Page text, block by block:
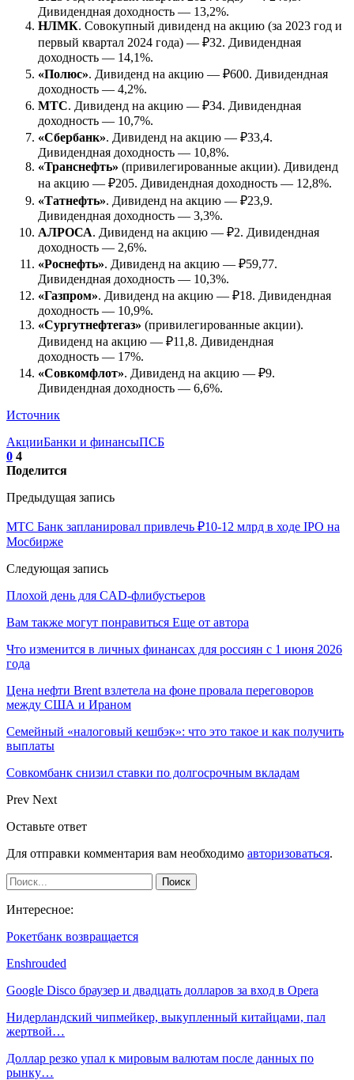
Дивидендная доходность — 13,2%.
НЛМК. Совокупный дивиденд на акцию (за 2023 год и
первый квартал 2024 года) — ₽32. Дивидендная
доходность — 14,1%.
«Полюс». Дивиденд на акцию — ₽600. Дивидендная
доходность — 4,2%.
МТС. Дивиденд на акцию — ₽34. Дивидендная
доходность — 10,7%.
«Сбербанк». Дивиденд на акцию — ₽33,4.
Дивидендная доходность — 10,8%.
«Транснефть» (привилегированные акции). Дивиденд
на акцию — ₽205. Дивидендная доходность — 12,8%.
«Татнефть». Дивиденд на акцию — ₽23,9.
Дивидендная доходность — 3,3%.
АЛРОСА. Дивиденд на акцию — ₽2. Дивидендная
доходность — 2,6%.
«Роснефть». Дивиденд на акцию — ₽59,77.
Дивидендная доходность — 10,3%.
«Газпром». Дивиденд на акцию — ₽18. Дивидендная
доходность — 10,9%.
«Сургутнефтегаз» (привилегированные акции).
Дивиденд на акцию — ₽11,8. Дивидендная
доходность — 17%.
«Совкомфлот». Дивиденд на акцию — ₽9.
Дивидендная доходность — 6,6%.
Источник
АкцииБанки и финансыПСБ
0 4
Поделится
Предыдущая запись
МТС Банк запланировал привлечь ₽10-12 млрд в ходе IPO на
Мосбирже
Следующая запись
Плохой день для CAD-флибустьеров
Вам также могут понравиться Еще от автора
Что изменится в личных финансах для россиян с 1 июня 2026
года
Цена нефти Brent взлетела на фоне провала переговоров
между США и Ираном
Семейный «налоговый кешбэк»: что это такое и как получить
выплаты
Совкомбанк снизил ставки по долгосрочным вкладам
Prev Next
Оставьте ответ
Для отправки комментария вам необходимо авторизоваться.
Интересное:
Рокетбанк возвращается
Enshrouded
Google Disco браузер и двадцать долларов за вход в Opera
Нидерландский чипмейкер, выкупленный китайцами, пал
жертвой…
Доллар резко упал к мировым валютам после данных по
рынку…